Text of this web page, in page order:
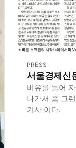
PRESS
서울경제신
비유를 들어
나가서 좀 그
기사 이다.